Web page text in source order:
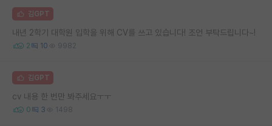
김GPT
내년 2학기 대학원 입학을 위해 CV를 쓰고 있습니다! 조언 부탁드립니다~!
2 10 9982
김GPT
cv 내용 한 번만 봐주세요ㅜㅜ
0 3 1498